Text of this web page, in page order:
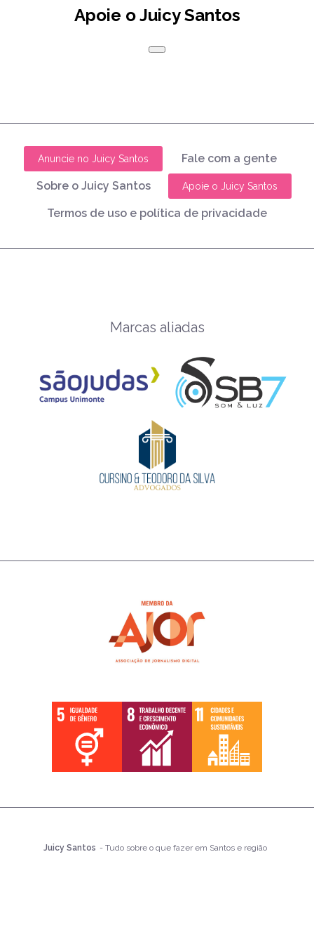
Apoie o Juicy Santos
Anuncie no Juicy Santos Fale com a gente
Sobre o Juicy Santos Apoie o Juicy Santos
Termos de uso e política de privacidade
Marcas aliadas
Juicy Santos - Tudo sobre o que fazer em Santos e região